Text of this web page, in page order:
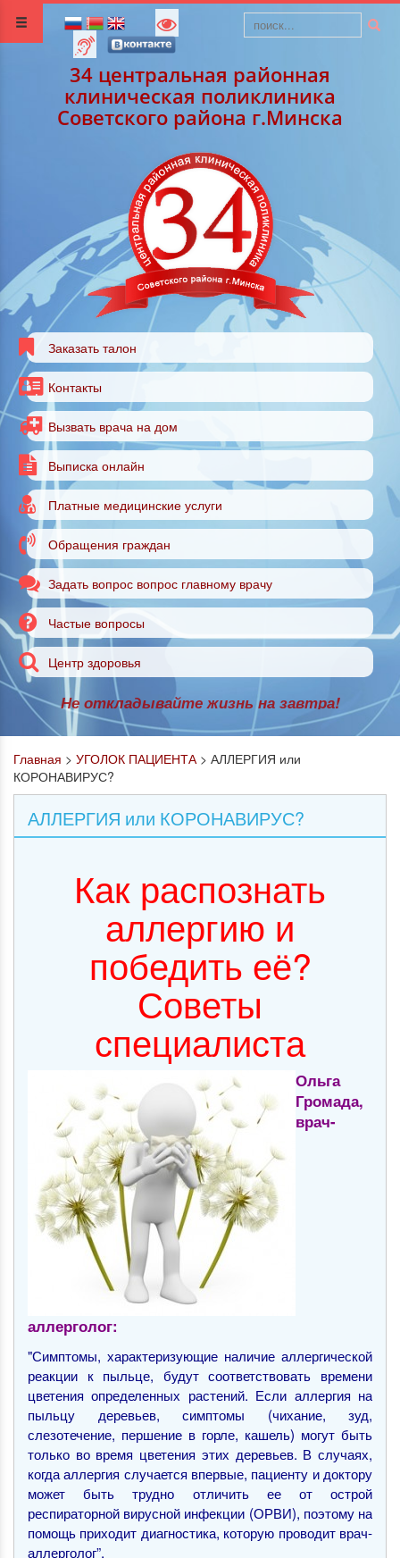
34 центральная районная
клиническая поликлиника
Советского района г.Минска
Заказать талон
Контакты
Вызвать врача на дом
Выписка онлайн
Платные медицинские услуги
Обращения граждан
Задать вопрос вопрос главному врачу
Частые вопросы
Центр здоровья
Не откладывайте жизнь на завтра!
Главная > УГОЛОК ПАЦИЕНТА > АЛЛЕРГИЯ или
КОРОНАВИРУС?
АЛЛЕРГИЯ или КОРОНАВИРУС?
Как распознать
аллергию и
победить её?
Советы
специалиста
Ольга
Громада,
врач-
аллерголог:
"Симптомы, характеризующие наличие аллергической
реакции к пыльце, будут соответствовать времени
цветения определенных растений. Если аллергия на
пыльцу деревьев, симптомы (чихание, зуд,
слезотечение, першение в горле, кашель) могут быть
только во время цветения этих деревьев. В случаях,
когда аллергия случается впервые, пациенту и доктору
может быть трудно отличить ее от острой
респираторной вирусной инфекции (ОРВИ), поэтому на
помощь приходит диагностика, которую проводит врач-
аллерголог”.